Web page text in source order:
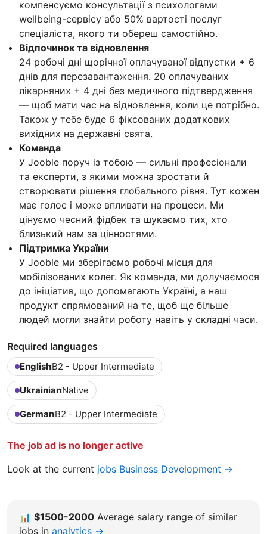
компенсуємо консультації з психологами
wellbeing-сервісу або 50% вартості послуг
спеціаліста, якого ти обереш самостійно.
Відпочинок та відновлення
24 робочі дні щорічної оплачуваної відпустки + 6
днів для перезавантаження. 20 оплачуваних
лікарняних + 4 дні без медичного підтвердження
— щоб мати час на відновлення, коли це потрібно.
Також у тебе буде 6 фіксованих додаткових
вихідних на державні свята.
Команда
У Jooble поруч із тобою — сильні професіонали
та експерти, з якими можна зростати й
створювати рішення глобального рівня. Тут кожен
має голос і може впливати на процеси. Ми
цінуємо чесний фідбек та шукаємо тих, хто
близький нам за цінностями.
Підтримка України
У Jooble ми зберігаємо робочі місця для
мобілізованих колег. Як команда, ми долучаємося
до ініціатив, що допомагають Україні, а наш
продукт спрямований на те, щоб ще більше
людей могли знайти роботу навіть у складні часи.
Required languages
EnglishB2 - Upper Intermediate
UkrainianNative
GermanB2 - Upper Intermediate
The job ad is no longer active
Look at the current jobs Business Development →
📊 $1500-2000 Average salary range of similar
jobs in analytics →